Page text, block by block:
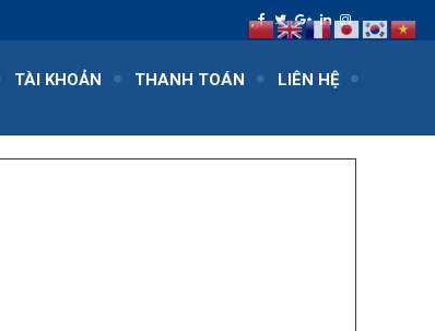
TÀI KHOẢN THANH TOÁN LIÊN HỆ